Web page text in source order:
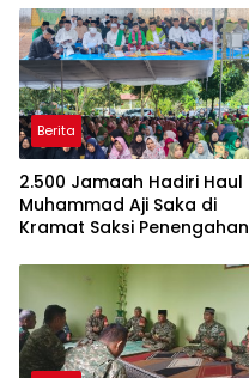
Berita
2.500 Jamaah Hadiri Haul
Muhammad Aji Saka di
Kramat Saksi Penengahan